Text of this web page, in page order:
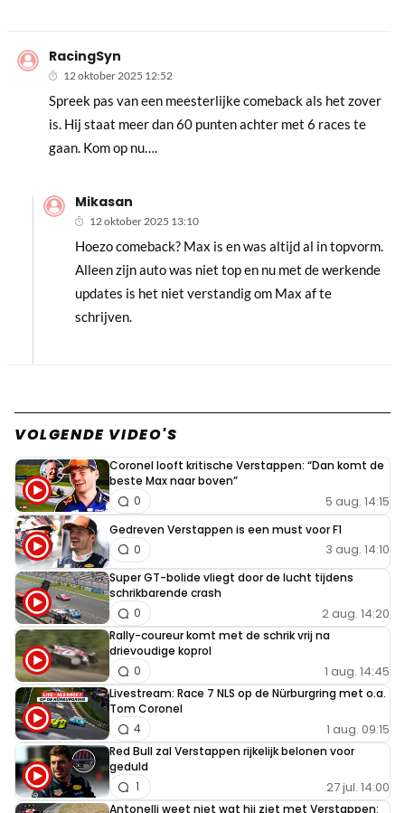
RacingSyn
12 oktober 2025 12:52
Spreek pas van een meesterlijke comeback als het zover
is. Hij staat meer dan 60 punten achter met 6 races te
gaan. Kom op nu….
Mikasan
12 oktober 2025 13:10
Hoezo comeback? Max is en was altijd al in topvorm.
Alleen zijn auto was niet top en nu met de werkende
updates is het niet verstandig om Max af te
schrijven.
VOLGENDE VIDEO'S
Coronel looft kritische Verstappen: “Dan komt de
beste Max naar boven”
5 aug. 14:15
0
Gedreven Verstappen is een must voor F1
3 aug. 14:10
0
Super GT-bolide vliegt door de lucht tijdens
schrikbarende crash
2 aug. 14:20
0
Rally-coureur komt met de schrik vrij na
drievoudige koprol
1 aug. 14:45
0
Livestream: Race 7 NLS op de Nürburgring met o.a.
Tom Coronel
1 aug. 09:15
4
Red Bull zal Verstappen rijkelijk belonen voor
geduld
27 jul. 14:00
1
Antonelli weet niet wat hij ziet met Verstappen: